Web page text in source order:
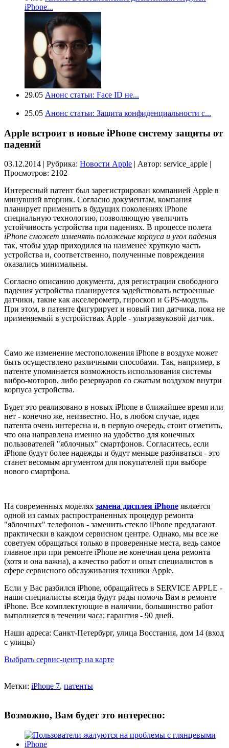
iPhone...
29.05 Анонс статьи: Face ID не...
25.05 Анонс статьи: Защита конфиденциальности с...
Apple встроит в новые iPhone систему защиты от
падений
03.12.2014 | Рубрика: Новости Apple | Автор: service_apple |
Просмотров: 2102
Интересный патент был зарегистрирован компанией Apple в
минувший вторник. Согласно документам, компания
планирует применить в будущих поколениях iPhone
специальную технологию, позволяющую увеличить
устойчивость устройства при падениях. В процессе полета
iPhone сможет изменять положение корпуса и угол падения
так, чтобы удар приходился на наименее хрупкую часть
устройства и, соответственно, полученные повреждения
оказались минимальны.
Согласно описанию документа, для регистрации свободного
падения устройства планируется задействовать встроенные
датчики, такие как акселерометр, гироскоп и GPS-модуль.
При этом, в патенте фигурирует и новый тип датчика, пока не
применяемый в устройствах Apple - ультразвуковой датчик.
Само же изменение местоположения iPhone в воздухе может
быть осуществлено различными способами. Так, например, в
патенте упоминается возможность использования системы
вибро-моторов, либо резервуаров со сжатым воздухом внутри
корпуса устройства.
Будет это реализовано в новых iPhone в ближайшее время или
нет - конечно же, неизвестно. Но, в любом случае, идея
патента очень интересна и, в первую очередь, стоит отметить,
что она направлена именно на удобство для конечных
пользователей "яблочных" смартфонов. Согласитесь, если
iPhone будут более надежды и будут меньше разбиваться - это
станет весомым аргументом для покупателей при выборе
нового смартфона.
На современных моделях замена дисплея iPhone является
одной из самых распространенных процедур ремонта
"яблочных" телефонов - заменить стекло iPhone предлагают
практически в каждом сервисном центре. Однако, мы все же
советуем обращаться только в проверенные места, ведь самое
главное при при ремонте iPhone не конечная цена ремонта
(хотя и она важна), а качество работ и опыт специалистов в
сфере сервисного обслуживания техники Apple.
Если у Вас разбился iPhone, обращайтесь в SERVICE APPLE -
наши специалисты всегда будут рады помочь Вам в ремонте
iPhone. Все комплектующие в наличии, большинство работ
выполняется в течении часа; гарантия - 90 дней.
Наши адреса: Санкт-Петербург, улица Восстания, дом 14 (вход
с улицы)
Выбрать сервис-центр на карте
Метки: iPhone 7, патенты
Возможно, Вам будет это интересно: